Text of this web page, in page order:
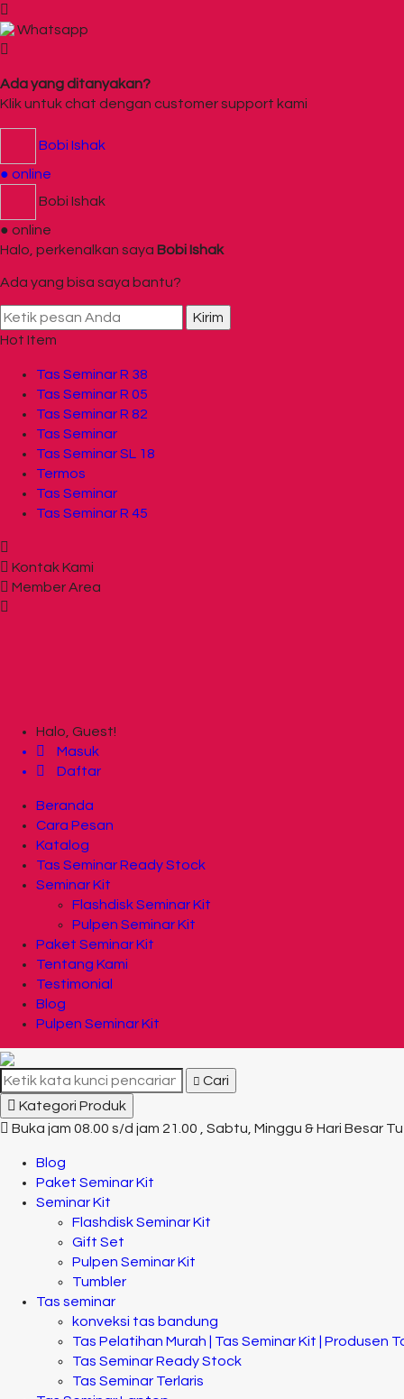
Whatsapp
Ada yang ditanyakan?
Klik untuk chat dengan customer support kami
Bobi Ishak
● online
Bobi Ishak
● online
Halo, perkenalkan saya Bobi Ishak
Ada yang bisa saya bantu?
Kirim
Hot Item
Tas Seminar R 38
Tas Seminar R 05
Tas Seminar R 82
Tas Seminar
Tas Seminar SL 18
Termos
Tas Seminar
Tas Seminar R 45
Kontak Kami
Member Area
Halo, Guest!
Masuk
Daftar
Beranda
Cara Pesan
Katalog
Tas Seminar Ready Stock
Seminar Kit
Flashdisk Seminar Kit
Pulpen Seminar Kit
Paket Seminar Kit
Tentang Kami
Testimonial
Blog
Pulpen Seminar Kit
Cari
Kategori Produk
Buka jam 08.00 s/d jam 21.00 , Sabtu, Minggu & Hari Besar
Blog
Paket Seminar Kit
Seminar Kit
Flashdisk Seminar Kit
Gift Set
Pulpen Seminar Kit
Tumbler
Tas seminar
konveksi tas bandung
Tas Pelatihan Murah | Tas Seminar Kit | Produsen
Tas Seminar Ready Stock
Tas Seminar Terlaris